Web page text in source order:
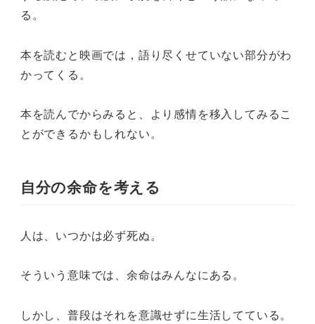
る。
本を読むと映画では，語り尽くせていない部分がわ
かってくる。
本を読んでからみると、より感情を移入してみるこ
とができるかもしれない。
自分の余命を考える
人は、いつかは必ず死ぬ。
そういう意味では、余命はみんなにある。
しかし、普段はそれを意識せずに生活してている。